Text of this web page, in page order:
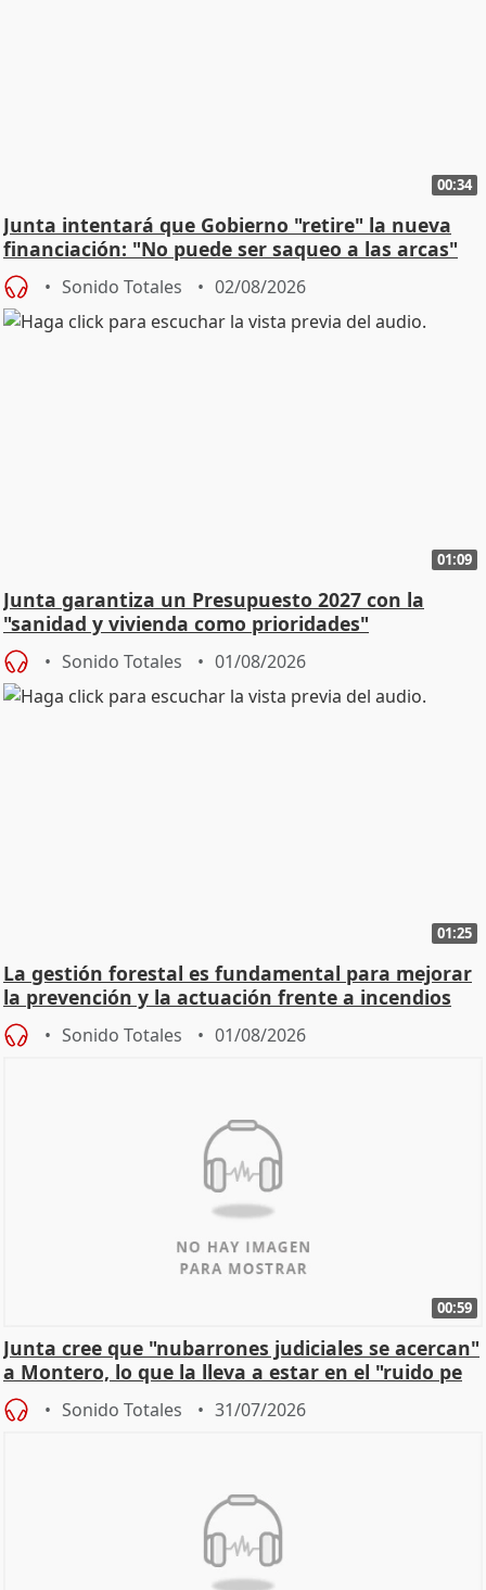
00:34
Junta intentará que Gobierno "retire" la nueva
financiación: "No puede ser saqueo a las arcas"
Sonido Totales 02/08/2026
01:09
Junta garantiza un Presupuesto 2027 con la
"sanidad y vivienda como prioridades"
Sonido Totales 01/08/2026
01:25
La gestión forestal es fundamental para mejorar
la prevención y la actuación frente a incendios
Sonido Totales 01/08/2026
00:59
Junta cree que "nubarrones judiciales se acercan"
a Montero, lo que la lleva a estar en el "ruido pe
Sonido Totales 31/07/2026